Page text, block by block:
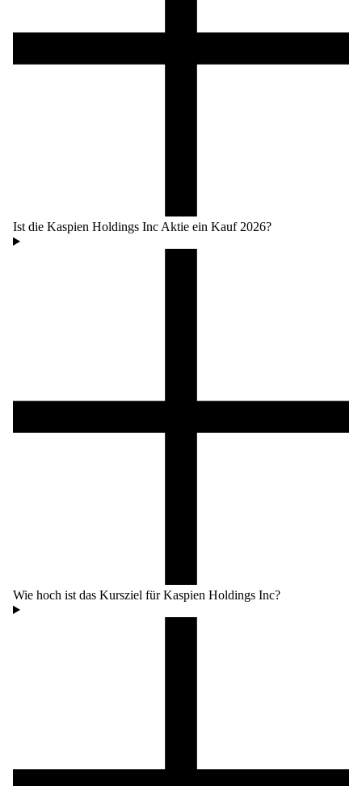
Ist die Kaspien Holdings Inc Aktie ein Kauf 2026?
Wie hoch ist das Kursziel für Kaspien Holdings Inc?